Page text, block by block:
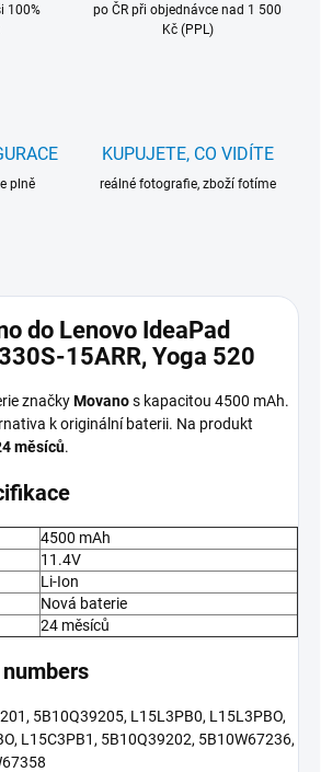
100%
po ČR při objednávce nad 1 500
Kč (PPL)
plně
KUPUJETE, CO VIDÍTE
reálné fotografie, zboží fotíme
do Lenovo IdeaPad
15ARR, Yoga 520
značkyMovanos kapacitou 4500 mAh.
k originální baterii. Na produkt
měsíců.
4500 mAh
11.4V
Li-Ion
Nová baterie
24 měsíců
5B10Q39205, L15L3PB0, L15L3PBO,
L15C3PB1, 5B10Q39202, 5B10W67236,